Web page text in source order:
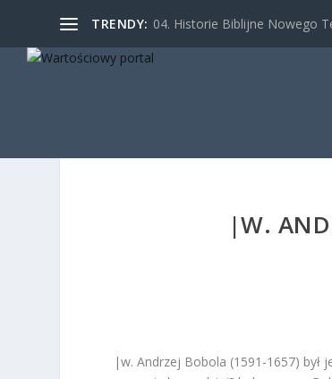
TRENDY: 04. Historie Biblijne Nowego
|W.
|w. Andrzej Bobola (1591-1657) był